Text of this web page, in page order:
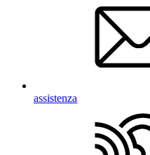
assistenza